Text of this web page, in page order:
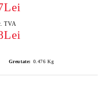
TVA
Greutate: 0.476 Kg